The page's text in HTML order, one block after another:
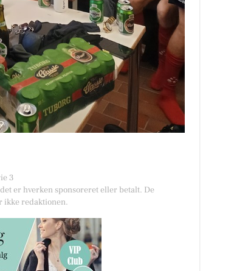
3
er hverken sponsoreret eller betalt. De
ikke redaktionen.